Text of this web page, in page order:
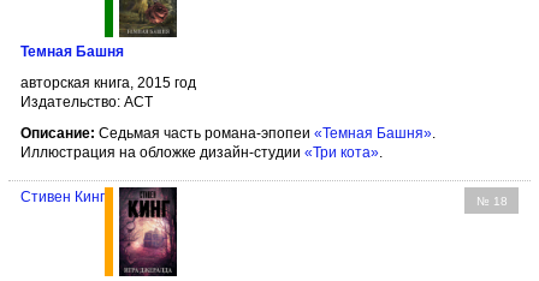
Темная Башня
авторская книга, 2015 год
Издательство: АСТ
Описание: Седьмая часть романа-эпопеи «Темная Башня»
Иллюстрация на обложке дизайн-студии «Три кота»
№ 18
Стивен Кинг